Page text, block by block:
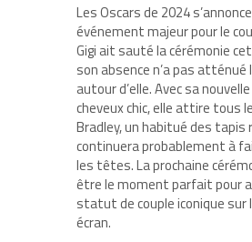
Les Oscars de 2024
événement majeur pour le
Gigi ait sauté la cérémonie
son absence n’a pas atténué
autour d’elle. Avec sa
cheveux chic, elle attire tous
Bradley, un habitué des tapis
continuera probablement à
les têtes. La prochaine
être le moment parfait pour
statut de couple iconique sur
écran.